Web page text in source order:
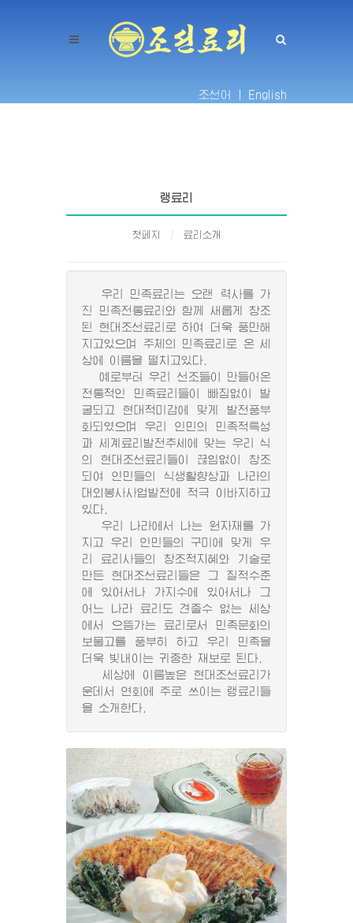
조선어 | English
랭료리
첫페지 료리소개
우리 민족료리는 오랜 력사를 가
진 민족전통료리와 함께 새롭게 창조
된 현대조선료리로 하여 더욱 풍만해
지고있으며 주체의 민족료리로 온 세
상에 이름을 떨치고있다.
예로부터 우리 선조들이 만들어온
전통적인 민족료리들이 빠짐없이 발
굴되고 현대적미감에 맞게 발전풍부
화되였으며 우리 인민의 민족적특성
과 세계료리발전추세에 맞는 우리 식
의 현대조선료리들이 끊임없이 창조
되여 인민들의 식생활향상과 나라의
대외봉사사업발전에 적극 이바지하고
있다.
우리 나라에서 나는 원자재를 가
지고 우리 인민들의 구미에 맞게 우
리 료리사들의 창조적지혜와 기술로
만든 현대조선료리들은 그 질적수준
에 있어서나 가지수에 있어서나 그
어느 나라 료리도 견줄수 없는 세상
에서 으뜸가는 료리로서 민족문화의
보물고를 풍부히 하고 우리 민족을
더욱 빛내이는 귀중한 재보로 된다.
세상에 이름높은 현대조선료리가
운데서 연회에 주로 쓰이는 랭료리들
을 소개한다.